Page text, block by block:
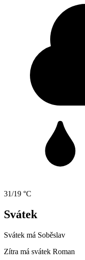
31/19 °C
Svátek
Svátek má Soběslav
Zítra má svátek Roman